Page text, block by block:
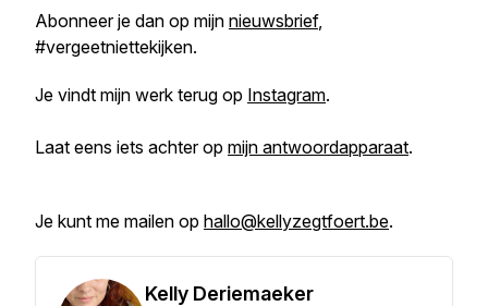
Abonneer je dan op mijn nieuwsbrief,
#vergeetniettekijken.
Je vindt mijn werk terug op Instagram.
Laat eens iets achter op mijn antwoordapparaat.
Je kunt me mailen op hallo@kellyzegtfoert.be.
Kelly Deriemaeker